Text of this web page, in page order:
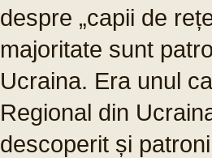
despre „capii de
majoritate sunt
Ucraina. Era unul
Regional din
descoperit și